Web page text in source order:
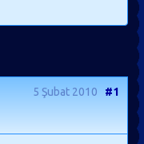
5 Şubat 2010 #1